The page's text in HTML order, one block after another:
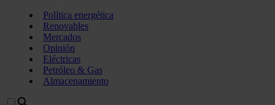
Política energética
Renovables
Mercados
Opinión
Eléctricas
Petróleo & Gas
Almacenamiento